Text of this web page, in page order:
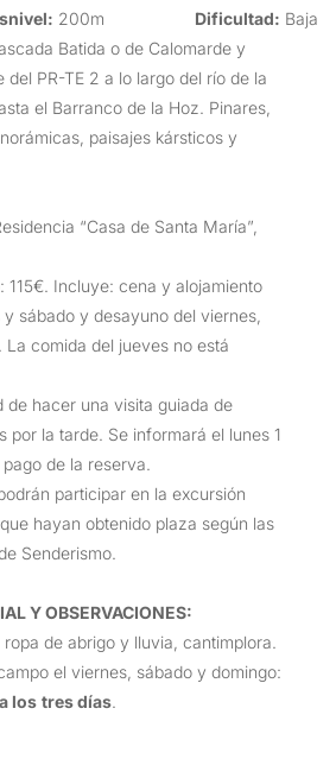
200m Dificultad: Baja
Batida o de Calomarde y
del PR-TE 2 a lo largo del río de la
el Barranco de la Hoz. Pinares,
paisajes kársticos y
“Casa de Santa María”,
115€. Incluye: cena y alojamiento
sábado y desayuno del viernes,
La comida del jueves no está
de hacer una visita guiada de
por la tarde. Se informará el lunes 1
de la reserva.
participar en la excursión
hayan obtenido plaza según las
Senderismo.
Y OBSERVACIONES:
de abrigo y lluvia, cantimplora.
el viernes, sábado y domingo:
los tres días.